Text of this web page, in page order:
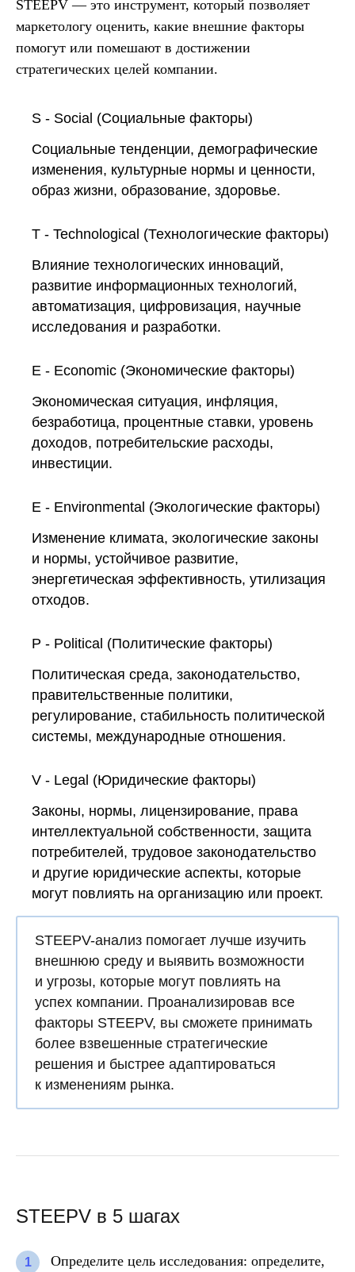
STEEPV — это инструмент, который позволяет
маркетологу оценить, какие внешние факторы
помогут или помешают в достижении
стратегических целей компании.
S - Social (Социальные факторы)
Cоциальные тенденции, демографические
изменения, культурные нормы и ценности,
образ жизни, образование, здоровье.
T - Technological (Технологические факторы)
Влияние технологических инноваций,
развитие информационных технологий,
автоматизация, цифровизация, научные
исследования и разработки.
E - Economic (Экономические факторы)
Экономическая ситуация, инфляция,
безработица, процентные ставки, уровень
доходов, потребительские расходы,
инвестиции.
E - Environmental (Экологические факторы)
Изменение климата, экологические законы
и нормы, устойчивое развитие,
энергетическая эффективность, утилизация
отходов.
P - Political (Политические факторы)
Политическая среда, законодательство,
правительственные политики,
регулирование, стабильность политической
системы, международные отношения.
V - Legal (Юридические факторы)
Законы, нормы, лицензирование, права
интеллектуальной собственности, защита
потребителей, трудовое законодательство
и другие юридические аспекты, которые
могут повлиять на организацию или проект.
STEEPV-анализ помогает лучше изучить
внешнюю среду и выявить возможности
и угрозы, которые могут повлиять на
успех компании. Проанализировав все
факторы STEEPV, вы сможете принимать
более взвешенные стратегические
решения и быстрее адаптироваться
к изменениям рынка.
STEEPV в 5 шагах
1 Определите цель исследования: определите,